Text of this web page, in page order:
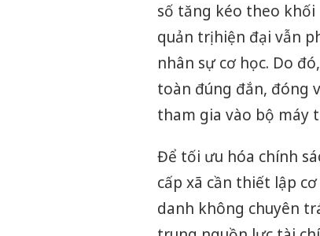
số tăng kéo theo
quản trị hiện đại vẫn
nhân sự cơ học. Do
toàn đúng đắn, đóng
tham gia vào bộ máy
Để tối ưu hóa chính
cấp xã cần thiết lập
danh không chuyên